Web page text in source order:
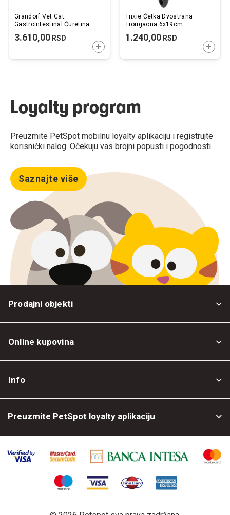
Grandorf Vet Cat
Gastrointestinal Ćuretina
3.610,00 RSD
DODAJTE U KORPU
Trixie Četka Dvostrana
Trougaona 6x19cm
1.240,00RSD
Loyalty program
Preuzmite PetSpot mobilnu loyalty aplikaciju i registrujte
korisnički nalog. Očekuju vas brojni popusti i pogodnosti.
Saznajte više
Prodajni objekti
Online kupovina
Info
Preuzmite PetSpot loyalty aplikaciju